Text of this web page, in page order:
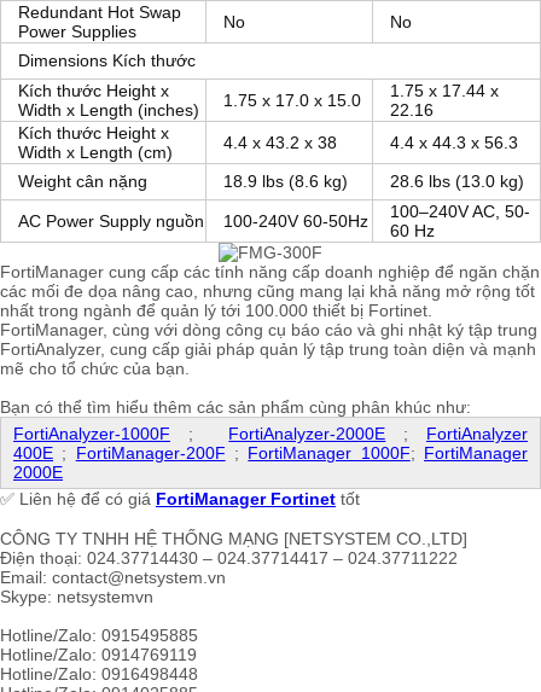
Redundant Hot Swap
Power Supplies
No
No
Dimensions Kích thước
Kích thước Height x
Width x Length (inches)
1.75 x 17.0 x 15.0
1.75 x 17.44 x
22.16
Kích thước Height x
Width x Length (cm)
4.4 x 43.2 x 38
4.4 x 44.3 x 56.3
Weight cân nặng
18.9 lbs (8.6 kg) 28.6 lbs (13.0 kg)
AC Power Supply nguồn 100-240V 60-50Hz
100–240V AC, 50-
60 Hz
FortiManager cung cấp các tính năng cấp doanh nghiệp để ngăn chặn
các mối đe dọa nâng cao, nhưng cũng mang lại khả năng mở rộng tốt
nhất trong ngành để quản lý tới 100.000 thiết bị Fortinet.
FortiManager, cùng với dòng công cụ báo cáo và ghi nhật ký tập trung
FortiAnalyzer, cung cấp giải pháp quản lý tập trung toàn diện và mạnh
mẽ cho tổ chức của bạn.
Bạn có thể tìm hiểu thêm các sản phẩm cùng phân khúc như:
FortiAnalyzer-1000F ; FortiAnalyzer-2000E ; FortiAnalyzer
400E ; FortiManager-200F ; FortiManager 1000F; FortiManager
2000E
✅ Liên hệ để có giá FortiManager Fortinet tốt
CÔNG TY TNHH HỆ THỐNG MẠNG [NETSYSTEM CO.,LTD]
Điện thoại: 024.37714430 – 024.37714417 – 024.37711222
Email: contact@netsystem.vn
Skype: netsystemvn
Hotline/Zalo: 0915495885
Hotline/Zalo: 0914769119
Hotline/Zalo: 0916498448